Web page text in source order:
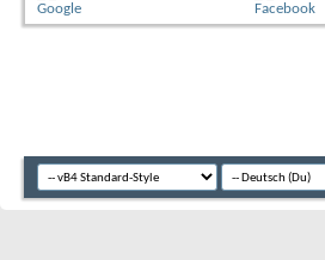
Google Facebook